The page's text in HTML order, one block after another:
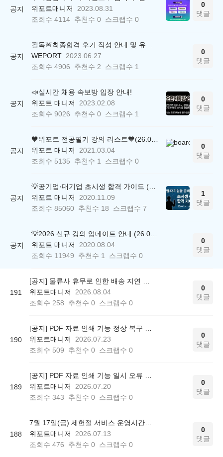
공지
위포트매니저
2023.08.31
조회수 4114 추천수 0 스크랩수 0
0
댓글
공지
필독🚨최종합격 후기 작성 안내 및 유의사항
WEPORT 2023.06.27
조회수 4906 추천수 2 스크랩수 1
0
댓글
공지
📣실시간 채용 속보방 입장 안내!
위포트 매니저
2023.02.08
조회수 9026 추천수 0 스크랩수 1
0
댓글
공지
🧡위포트 전공필기 강의 리스트🧡(26.05.22 ver.)
위포트 매니저
2021.03.04
조회수 5135 추천수 1 스크랩수 0
0
댓글
공지
💡공기업·대기업 초시생 합격 가이드 (26.04.21 ver.)
위포트 매니저
2020.11.09
조회수 85060 추천수 18 스크랩수 7
1
댓글
공지
💡2026 신규 강의 업데이트 안내 (26.04.17 ver.)
위포트 매니저
2020.08.04
조회수 11949 추천수 1 스크랩수 0
0
댓글
191
[공지] 물류사 휴무로 인한 배송 지연 안내
위포트매니저
2026.08.04
조회수 258 추천수 0 스크랩수 0
0
댓글
190
[공지] PDF 자료 인쇄 기능 정상 복구 안내
위포트매니저
2026.07.23
조회수 509 추천수 0 스크랩수 0
0
댓글
189
[공지] PDF 자료 인쇄 기능 일시 오류 안내
위포트매니저
2026.07.20
조회수 343 추천수 0 스크랩수 0
0
댓글
188
7월 17일(금) 제헌절 서비스 운영시간에 대해 안내드립니다.
위포트매니저
2026.07.13
조회수 476 추천수 0 스크랩수 0
0
댓글